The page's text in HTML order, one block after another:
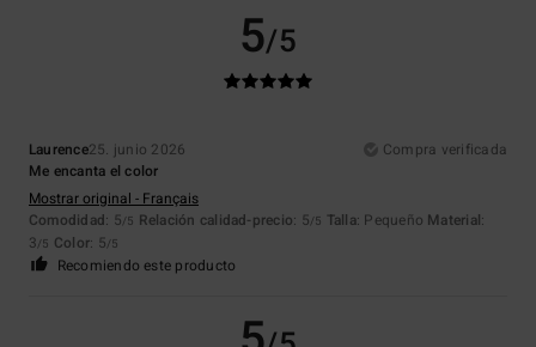
5/5
Laurence25. junio 2026
Compra verificada
Me encanta el color
Mostrar original - Français
Comodidad: 5/5 Relación calidad-precio: 5/5 Talla: Pequeño Material:
3/5 Color: 5/5
Recomiendo este producto